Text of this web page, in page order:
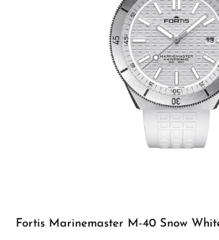
Fortis Marinemaster M-40 Snow